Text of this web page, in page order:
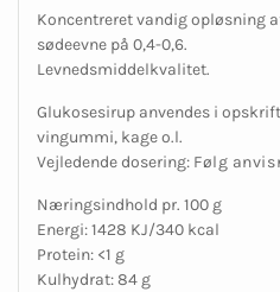
Koncentreret vandig opløsning
sødeevne på 0,4-0,6.
Levnedsmiddelkvalitet.
Glukosesirup anvendes i
vingummi, kage o.l.
Vejledende dosering: Følg
Næringsindhold pr. 100 g
Energi: 1428 KJ/340 kcal
Protein: <1 g
Kulhydrat: 84 g